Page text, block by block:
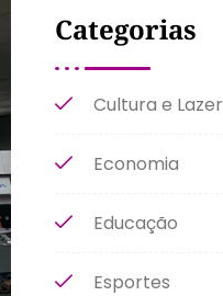
Categorias
Cultura e Lazer
Economia
Educação
Esportes